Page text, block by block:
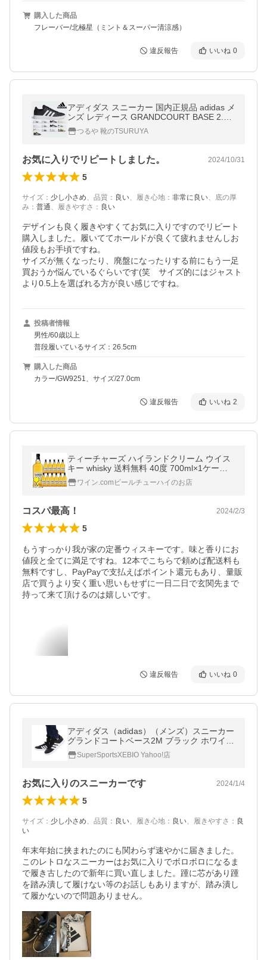
購入した商品
フレーバー/北極星（ミント＆スーパー清涼感）
違反報告 いいね 0
アディダス スニーカー 国内正規品 adidas メ
ンズ レディース GRANDCOURT BASE 2.0
M TD グランド コート ベース
つるや 靴のTSURUYA
お気に入りでリピートしました。 2024/10/31
5
サイズ ： 少し小さめ、 品質 ： 良い、 履き心地 ： 非常に良い、 底の厚
み ： 普通、 履きやすさ ： 良い
デザインも良く履きやすくてお気に入りですのでリピート
購入しました。履いててホールドが良くて疲れませんしお
値段もお手頃ですね。
サイズが無くなったり、廃盤になったりする前にもう一足
買おうか悩んでいるぐらいです(笑　サイズ的にはジャスト
より0.5上を選ばれる方が良い感じですね。
投稿者情報
男性/60歳以上
普段履いているサイズ：26.5cm
購入した商品
カラー/GW9251、サイズ/27.0cm
違反報告 いいね 2
ティーチャーズ ハイランドクリーム ウイス
キー whisky 送料無料 40度 700ml×1ケース/1
2本(012)『OMS』正規品 サントリー スコッ
チ ワイン.comビールチューハイのお店
コスパ最高！ 2024/2/3
5
もうすっかり我が家の定番ウィスキーです。味と香りにお
値段と全てに満足ですね。12本でこちらで頼めば配送料も
無料ですし、PayPayで支払えばポイント還元もあり、量販
店で買うより安く重い思いもせずに一日二日で玄関先まで
持って来て頂けるのは嬉しいです。
違反報告 いいね 0
アディダス（adidas）（メンズ）スニーカー
グランドコートベース2M ブラック ホワイト
GW9251 カジュアル スポーツシューズ クラ
シカル 部活 通学 運動
SuperSportsXEBIO Yahoo!店
お気に入りのスニーカーです 2024/1/4
5
サイズ ： 少し小さめ、 品質 ： 良い、 履き心地 ： 良い、 履きやすさ ： 良
い
年末年始に挟まれたのにも関わらず速やかに届きました。
このレトロなスニーカーはお気に入りでボロボロになるま
で履き古したので新年に買い直しました。踵に芯があり踵
を踏み潰して履けない等のお話しもありますが、踏み潰し
て履かないので問題ありません。